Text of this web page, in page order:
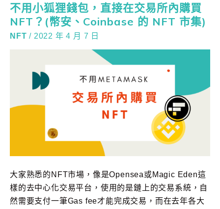
不用小狐狸錢包，直接在交易所內購買
NFT？(幣安、Coinbase 的 NFT 市集)
NFT / 2022 年 4 月 7 日
大家熟悉的NFT市場，像是Opensea或Magic Eden這
樣的去中心化交易平台，使用的是鏈上的交易系統，自
然需要支付一筆Gas fee才能完成交易，而在去年各大